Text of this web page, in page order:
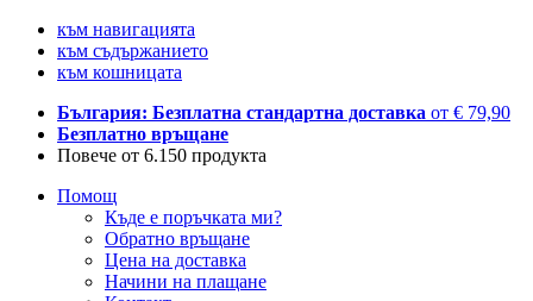
към навигацията
към съдържанието
към кошницата
България: Безплатна стандартна доставка от € 79,90
Безплатно връщане
Повече от 6.150 продукта
Помощ
Къде е поръчката ми?
Обратно връщане
Цена на доставка
Начини на плащане